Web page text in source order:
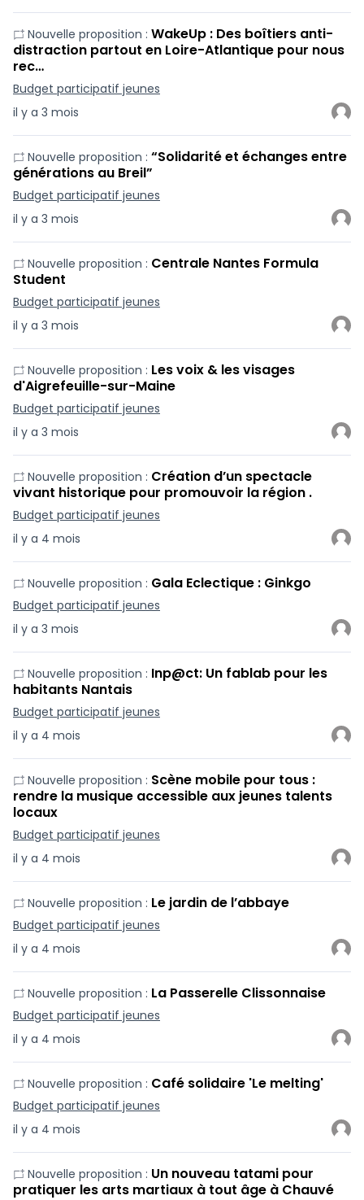
il y a 3 mois
Nouvelle proposition : WakeUp : Des boîtiers anti-
distraction partout en Loire-Atlantique pour nous
rec…
Budget participatif jeunes
il y a 3 mois
Nouvelle proposition : “Solidarité et échanges entre
générations au Breil”
Budget participatif jeunes
il y a 3 mois
Nouvelle proposition : Centrale Nantes Formula
Student
Budget participatif jeunes
il y a 3 mois
Nouvelle proposition : Les voix & les visages
d'Aigrefeuille-sur-Maine
Budget participatif jeunes
il y a 4 mois
Nouvelle proposition : Création d’un spectacle
vivant historique pour promouvoir la région .
Budget participatif jeunes
il y a 3 mois
Nouvelle proposition : Gala Eclectique : Ginkgo
Budget participatif jeunes
il y a 4 mois
Nouvelle proposition : Inp@ct: Un fablab pour les
habitants Nantais
Budget participatif jeunes
il y a 4 mois
Nouvelle proposition : Scène mobile pour tous :
rendre la musique accessible aux jeunes talents
locaux
Budget participatif jeunes
il y a 4 mois
Nouvelle proposition : Le jardin de l’abbaye
Budget participatif jeunes
il y a 4 mois
Nouvelle proposition : La Passerelle Clissonnaise
Budget participatif jeunes
il y a 4 mois
Nouvelle proposition : Café solidaire 'Le melting'
Budget participatif jeunes
Nouvelle proposition : Un nouveau tatami pour
pratiquer les arts martiaux à tout âge à Chauvé